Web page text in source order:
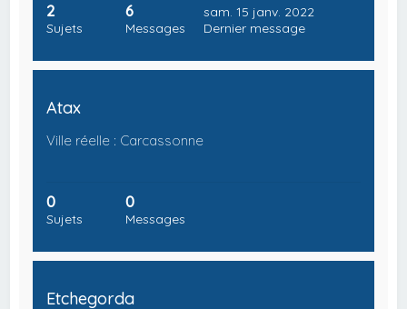
2
Sujets
6
Messages
sam. 15 janv. 2022
Dernier message
Atax
Ville réelle : Carcassonne
0
Sujets
0
Messages
Etchegorda